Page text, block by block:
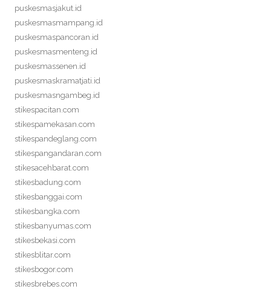
puskesmasjakut.id
puskesmasmampang.id
puskesmaspancoran.id
puskesmasmenteng.id
puskesmassenen.id
puskesmaskramatjati.id
puskesmasngambeg.id
stikespacitan.com
stikespamekasan.com
stikespandeglang.com
stikespangandaran.com
stikesacehbarat.com
stikesbadung.com
stikesbanggai.com
stikesbangka.com
stikesbanyumas.com
stikesbekasi.com
stikesblitar.com
stikesbogor.com
stikesbrebes.com